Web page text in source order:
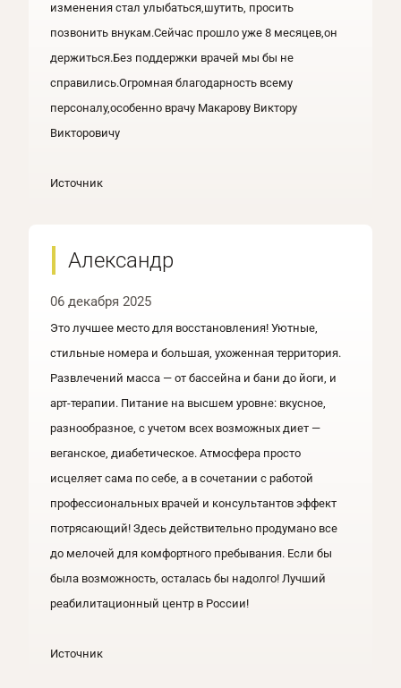
изменения стал улыбаться,шутить, просить
позвонить внукам.Сейчас прошло уже 8 месяцев,он
держиться.Без поддержки врачей мы бы не
справились.Огромная благодарность всему
персоналу,особенно врачу Макарову Виктору
Викторовичу
Источник
Александр
06 декабря 2025
Это лучшее место для восстановления! Уютные,
стильные номера и большая, ухоженная территория.
Развлечений масса — от бассейна и бани до йоги, и
арт-терапии. Питание на высшем уровне: вкусное,
разнообразное, с учетом всех возможных диет —
веганское, диабетическое. Атмосфера просто
исцеляет сама по себе, а в сочетании с работой
профессиональных врачей и консультантов эффект
потрясающий! Здесь действительно продумано все
до мелочей для комфортного пребывания. Если бы
была возможность, осталась бы надолго! Лучший
реабилитационный центр в России!
Источник